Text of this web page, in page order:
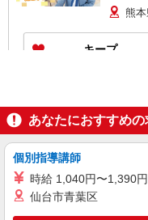
1500円
+゜・
万円支給(規定有) お友
ィブ支
熊
キープ
携帯販
時
残業代
+゜・
万円支給(規定有) お友
有）★
熊
あなたにおすすめの
個別指導講師
時給 1,040円〜1,390円
仙台市青葉区